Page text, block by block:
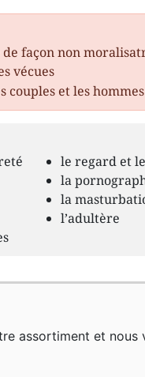
façon non
vécues
couples et les hommes
le regard et
la
la
l’adultère
assortiment et nous